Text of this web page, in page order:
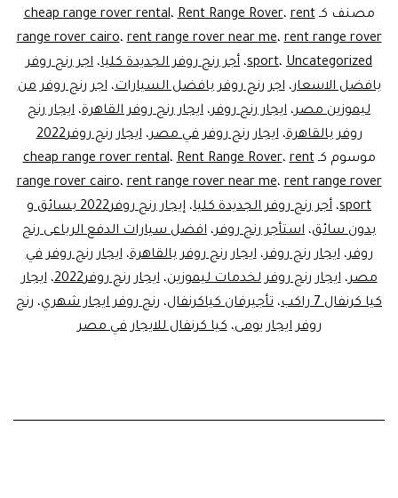
مصر
مصنف كـ
cheap range rover rental،Rent Range Rover،rent
range rover cairo،rent range rover near me،rent range rover
sport، Uncategorized ، أجر رنج روفر الجديدة كليا، اجر رنج روفر
بافضل الاسعار،اجر رنج روفر بافضل السيارات،اجر رنج روفر من
ليموزين مصر، ايجار رنج روفر، ايجار رنج روفر القاهرة، ايجار رنج
روفر بالقاهرة،ايجار رنج روفر في مصر،ايجار رنج روفر2022
موسوم كـ
cheap range rover rental،Rent Range Rover،rent
range rover cairo،rent range rover near me،rent range rover
sport، أجر رنج روفر الجديدة كليا،
إيجار رنج روفر2022 بسائق و
بدون سائق، استأجر رنج روفر، افضل سيارات الدفع الرباعى رنج
روفر،ايجار رنج روفر،ايجار رنج روفر بالقاهرة،ايجار رنج روفر في
مصر،ايجار رنج روفر لخدمات ليموزين،ايجار رنج روفر2022 ،ايجار
كيا كرنفال 7 راكب
، تأجيرفان كياكرنفال، رنج روفر ايجار شهري، رنج
روفر ايجار يومى،كيا كرنفال للايجار في مصر